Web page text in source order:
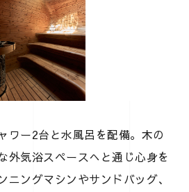
ワー2台と水風呂を配備。木の
外気浴スペースへと通じ心身を
ニングマシンやサンドバッグ、